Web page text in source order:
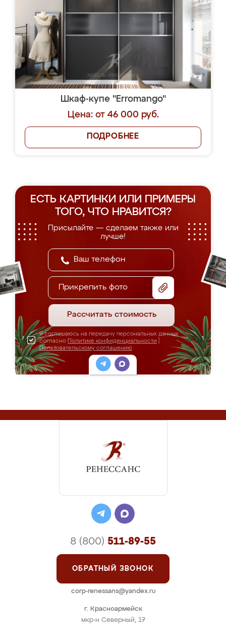
Шкаф-купе "Erromango"
Цена: от 46 000 руб.
ПОДРОБНЕЕ
ЕСТЬ КАРТИНКИ ИЛИ ПРИМЕРЫ
ТОГО, ЧТО НРАВИТСЯ?
Присылайте — сделаем также или
лучше!
Прикрепить фото
Рассчитать стоимость
Я соглашаюсь на передачу персональных данных
согласно Политике конфиденциальности
Пользовательскому соглашению
г. Красноармейск
мкр-н Северный, 17
8 (800) 511-89-55
ОБРАТНЫЙ ЗВОНОК
corp-renessans@yandex.ru